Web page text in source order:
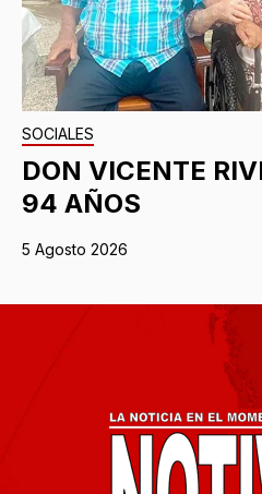
SOCIALES
DON VICENTE
94 AÑOS
5 Agosto 2026